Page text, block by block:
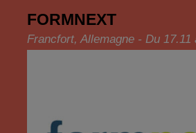
FORMNEXT
Francfort, Allemagne - Du 17.11